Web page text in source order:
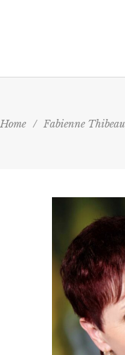
Home / Fabienne